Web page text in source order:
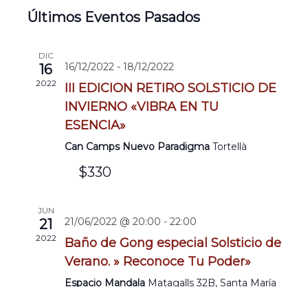
vistas
fecha.
Últimos Eventos Pasados
DIC
16
2022
16/12/2022- 18/12/2022
III EDICION RETIRO SOLSTICIO DE
INVIERNO «VIBRA EN TU
ESENCIA»
Can Camps Nuevo Paradigma Tortellà
$330
JUN
21
2022
21/06/2022 @ 20:00 - 22:00
Baño de Gong especial Solsticio de
Verano. » Reconoce Tu Poder»
Espacio Mandala Matagalls 32B, Santa María